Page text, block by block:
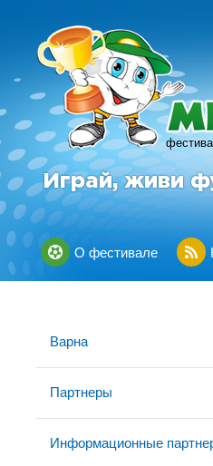
Играй, живи
О фестивале
Варна
Партнеры
Информационные